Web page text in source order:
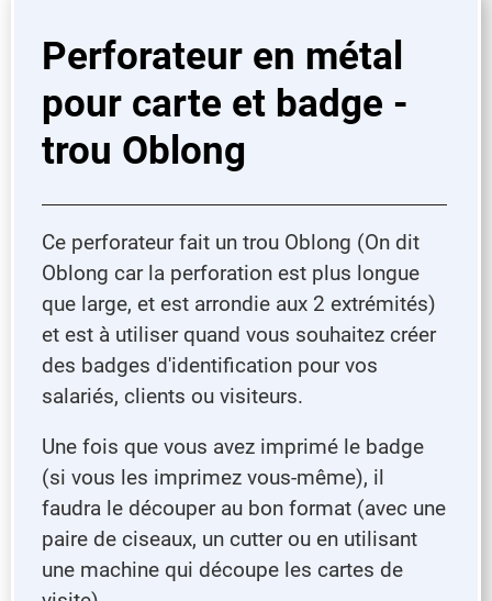
Perforateur en métal
pour carte et badge -
trou Oblong
Ce perforateur fait un trou Oblong (On dit
Oblong car la perforation est plus longue
que large, et est arrondie aux 2 extrémités)
et est à utiliser quand vous souhaitez créer
des badges d'identification pour vos
salariés, clients ou visiteurs.
Une fois que vous avez imprimé le badge
(si vous les imprimez vous-même), il
faudra le découper au bon format (avec une
paire de ciseaux, un cutter ou en utilisant
une machine qui découpe les cartes de